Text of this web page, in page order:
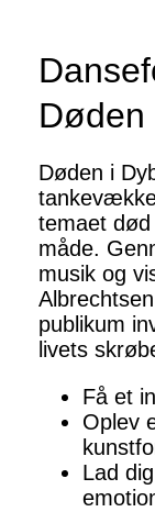
Døden
Døden i
temaet
måde.
musik og
publikum
livets
Få et
Oplev
Lad